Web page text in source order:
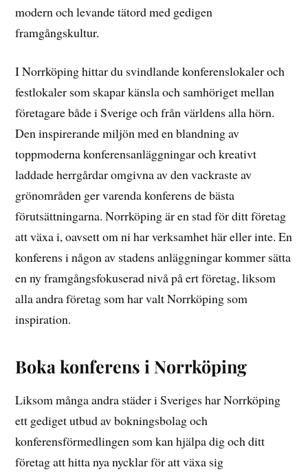
modern och levande tätord med gedigen
framgångskultur.
I Norrköping hittar du svindlande konferenslokaler och
festlokaler som skapar känsla och samhöriget mellan
företagare både i Sverige och från världens alla hörn.
Den inspirerande miljön med en blandning av
toppmoderna konferensanläggningar och kreativt
laddade herrgårdar omgivna av den vackraste av
grönområden ger varenda konferens de bästa
förutsättningarna. Norrköping är en stad för ditt företag
att växa i, oavsett om ni har verksamhet här eller inte. En
konferens i någon av stadens anläggningar kommer sätta
en ny framgångsfokuserad nivå på ert företag, liksom
alla andra företag som har valt Norrköping som
inspiration.
Boka konferens i Norrköping
Liksom många andra städer i Sveriges har Norrköping
ett gediget utbud av bokningsbolag och
konferensförmedlingen som kan hjälpa dig och ditt
företag att hitta nya nycklar för att växa sig